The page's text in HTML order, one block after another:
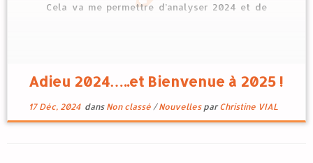
Cela va me permettre d’analyser 2024 et de
Adieu 2024…..et Bienvenue à 2025 !
17 Déc, 2024dans Non classé /Nouvelles parChristine VIAL